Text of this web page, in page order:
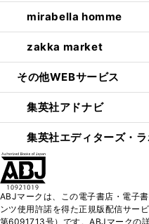
mirabella homme
zakka market
その他WEBサービス
集英社アドナビ
集英社エディターズ・
ABJマークは、この電子書店・電子
ンツ使用許諾を得た正規版配信サー
第6091713号）です。ABJマークの